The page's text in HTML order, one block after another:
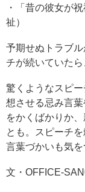
・「昔の彼女が
祉）
予期せぬトラブ
チが続いていた
驚くようなスピ
想させる忌み言
をかくばかりか
とも。スピーチ
言葉づかいも気を
文・OFFICE-